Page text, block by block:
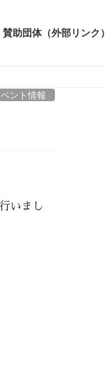
賛助団体（外部リンク）
ント情報
いまし